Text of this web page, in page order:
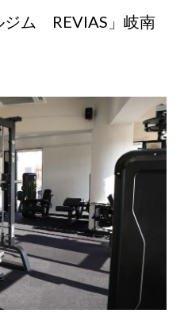
ジム REVIAS」岐南